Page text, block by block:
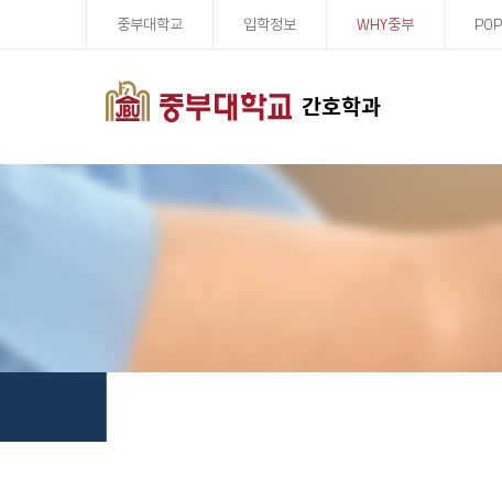
간호학과
중부대학교 입학정보 WHY중부